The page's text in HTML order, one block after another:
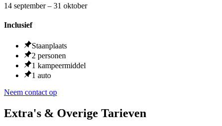
14 september – 31 oktober
Inclusief
Staanplaats
2 personen
1 kampeermiddel
1 auto
Neem contact op
Extra's & Overige Tarieven